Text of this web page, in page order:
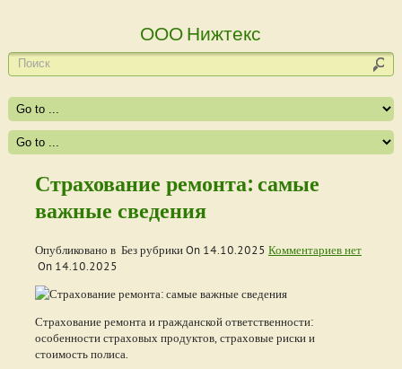
ООО Нижтекс
Страхование ремонта: самые
важные сведения
Опубликовано в Без рубрики On 14.10.2025 Комментариев нет
On 14.10.2025
Страхование ремонта и гражданской ответственности:
особенности страховых продуктов, страховые риски и
стоимость полиса.